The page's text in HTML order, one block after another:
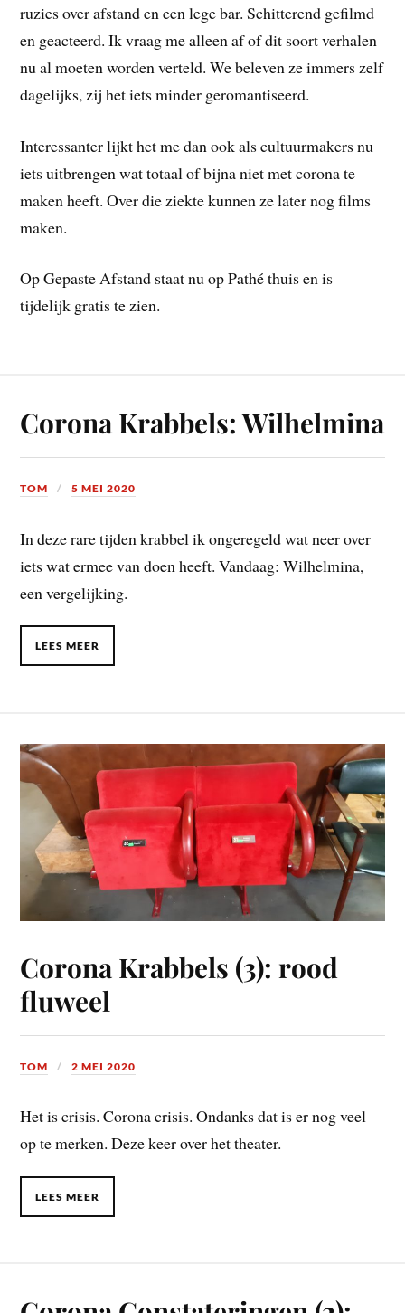
ruzies over afstand en een lege bar. Schitterend gefilmd
en geacteerd. Ik vraag me alleen af of dit soort verhalen
nu al moeten worden verteld. We beleven ze immers zelf
dagelijks, zij het iets minder geromantiseerd.
Interessanter lijkt het me dan ook als cultuurmakers nu
iets uitbrengen wat totaal of bijna niet met corona te
maken heeft. Over die ziekte kunnen ze later nog films
maken.
Op Gepaste Afstand staat nu op Pathé thuis en is
tijdelijk gratis te zien.
Corona Krabbels: Wilhelmina
TOM 5 MEI 2020
In deze rare tijden krabbel ik ongeregeld wat neer over
iets wat ermee van doen heeft. Vandaag: Wilhelmina,
een vergelijking.
LEES MEER
Corona Krabbels (3): rood
fluweel
TOM 2 MEI 2020
Het is crisis. Corona crisis. Ondanks dat is er nog veel
op te merken. Deze keer over het theater.
LEES MEER